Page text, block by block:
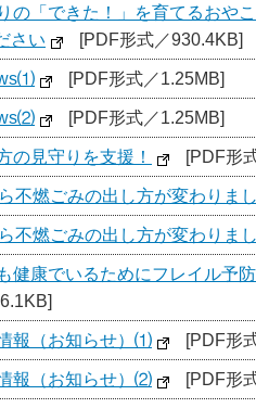
の「できた！」を育てるおや
さい
[PDF形式／930.4KB]
[PDF形式／1.25MB]
[PDF形式／1.25MB]
の見守りを支援！ [PDF形
不燃ごみの出し方が変わりま
不燃ごみの出し方が変わりま
健康でいるためにフレイル
報（お知らせ）⑴ [PDF形
報（お知らせ）⑵ [PDF形